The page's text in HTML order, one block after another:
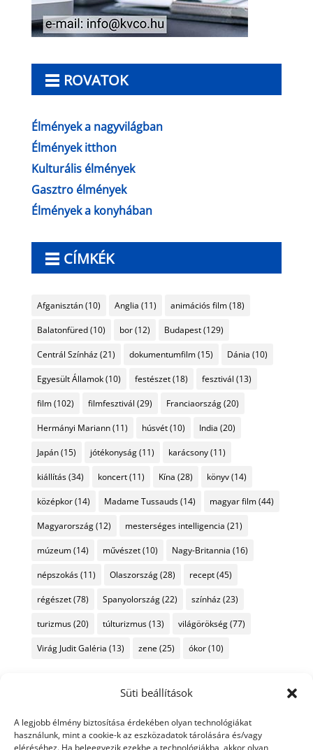
Süti beállítások
A legjobb élmény biztosítása érdekében olyan technológiákat
használunk, mint a cookie-k az eszközadatok tárolására és/vagy
eléréséhez. Ha beleegyezik ezekbe a technológiákba, akkor olyan
ROVATOK
Élmények a nagyvilágban
Élmények itthon
Kulturális élmények
Gasztro élmények
Élmények a konyhában
CÍMKÉK
Afganisztán(10) Anglia (11) animációs film(18)
Balatonfüred(10) bor(12) Budapest(129)
Centrál Színház(21) dokumentumfilm(15) Dánia (10)
Egyesült Államok(10) festészet(18) fesztivál (13)
film(102) filmfesztivál (29) Franciaország(20)
Hermányi Mariann(11) húsvét(10) India (20)
Japán(15) jótékonyság(11) karácsony(11)
kiállítás(34) koncert(11) Kína (28) könyv(14)
középkor(14) Madame Tussauds(14) magyar film(44)
Magyarország(12) mesterséges intelligencia (21)
múzeum(14) művészet(10) Nagy-Britannia (16)
népszokás(11) Olaszország(28) recept(45)
régészet(78) Spanyolország(22) színház(23)
turizmus(20) túlturizmus(13) világörökség(77)
Virág Judit Galéria (13) zene (25) ókor(10)